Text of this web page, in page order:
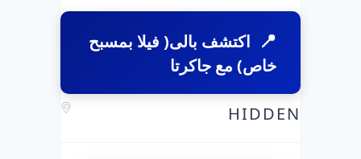
اكتشف بالى( فيلا بمسبح
خاص) مع جاكرتا
HIDDEN